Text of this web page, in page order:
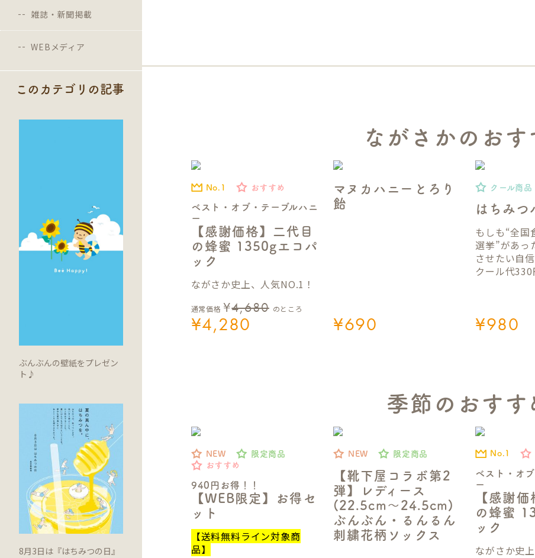
雑誌・新聞掲載
WEBメディア
このカテゴリの記事
ぶんぶんの壁紙をプレゼン
ト♪
8月3日は『はちみつの日』
ながさかのおす
ベスト・オブ・テーブルハニ
ー
【感謝価格】二代目
の蜂蜜 1350gエコパ
ック
No.1 おすすめ
通常価格 ¥4,680 のところ
¥4,280
ながさか史上、人気NO.1！
マヌカハニーとろり
飴
¥690
はちみつ
クール商品
¥980
もしも“全国
選挙”があっ
させたい自
クール代330
季節のおすす
940円お得！！
【WEB限定】お得セ
ット
NEW
限定商品
おすすめ
【送料無料ライン対象商
品】
【靴下屋コラボ第2
弾】レディース
(22.5cm～24.5cm)
ぶんぶん・るんるん
刺繍花柄ソックス
NEW 限定商品
ベスト・オ
ー
【感謝
の蜂蜜
ック
No.1
ながさか史